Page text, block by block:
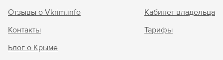
Отзывы о Vkrim.info
Контакты
Блог о Крыме
Кабинет владельца
Тарифы